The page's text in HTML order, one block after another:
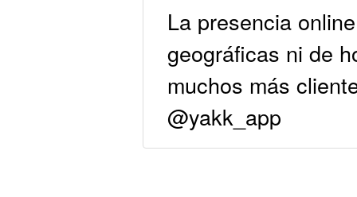
La presencia
geográficas ni de
muchos más
@yakk_app